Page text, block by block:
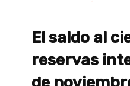
El saldo al
reservas